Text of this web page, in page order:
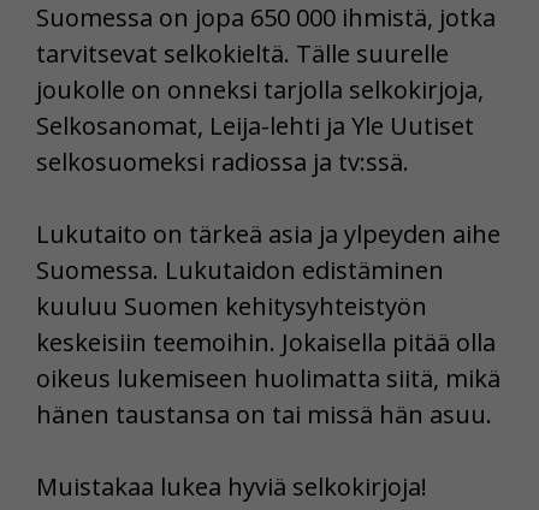
Suomessa on jopa 650 000 ihmistä, jotka
tarvitsevat selkokieltä. Tälle suurelle
joukolle on onneksi tarjolla selkokirjoja,
Selkosanomat, Leija-lehti ja Yle Uutiset
selkosuomeksi radiossa ja tv:ssä.
Lukutaito on tärkeä asia ja ylpeyden aihe
Suomessa. Lukutaidon edistäminen
kuuluu Suomen kehitysyhteistyön
keskeisiin teemoihin. Jokaisella pitää olla
oikeus lukemiseen huolimatta siitä, mikä
hänen taustansa on tai missä hän asuu.
Muistakaa lukea hyviä selkokirjoja!